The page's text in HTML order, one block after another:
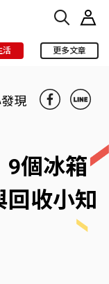
活 更多文章
現
9個冰箱
回收小知